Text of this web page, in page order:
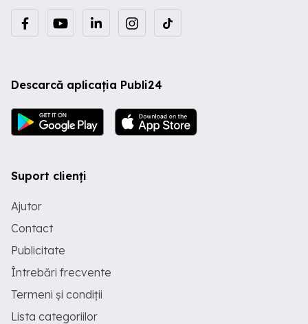
Descarcă aplicația Publi24
Suport clienți
Ajutor
Contact
Publicitate
Întrebări frecvente
Termeni și condiții
Lista categoriilor